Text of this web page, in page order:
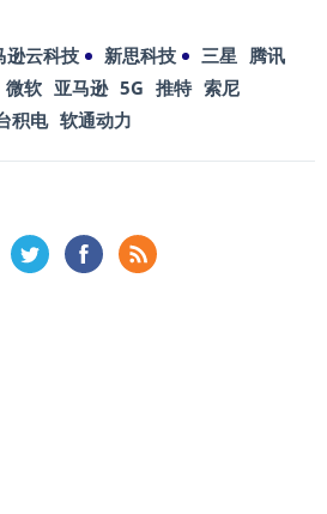
逊云科技 新思科技 三星 腾讯
微软 亚马逊 5G 推特 索尼
积电 软通动力